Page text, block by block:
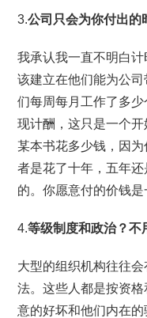
3.公司只会为你付出的
我承认我一直不明白
该建立在他们能为公
们每周每月工作了多
现计酬，这只是一个
某本书花多少钱，因
者是花了十年，五年
的。你愿意付的价钱是
4.等级制度和政治？不
大型的组织机构往往
法。这些人都是按资
意的好坏和他们内在